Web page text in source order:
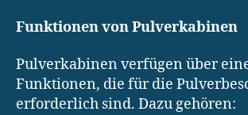
Funktionen von Pulverkabinen
Pulverkabinen verfügen über
Funktionen, die für die
erforderlich sind. Dazu gehören: